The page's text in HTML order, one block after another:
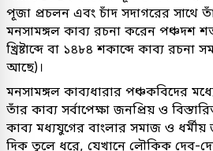
পূজা প্রচলন এবং চাঁদ সদাগরের সাথে
মনসামঙ্গল কাব্য রচনা করেন পঞ্চদশ
খ্রিষ্টাব্দে বা ১৪৮৪ শকাব্দে কাব্য রচনা
আছে)।
মনসামঙ্গল কাব্যধারার পঞ্চকবিদের
তাঁর কাব্য সর্বাপেক্ষা জনপ্রিয় ও
কাব্য মধ্যযুগের বাংলার সমাজ ও
দিক তুলে ধরে, যেখানে লৌকিক দেব-